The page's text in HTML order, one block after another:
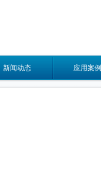
新闻动态 应用案例